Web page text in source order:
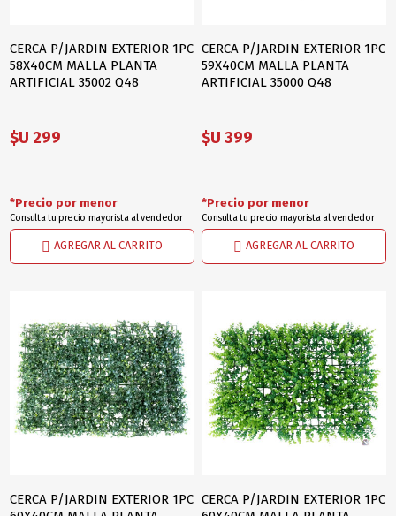
CERCA P/JARDIN EXTERIOR 1PC
58X40CM MALLA PLANTA
ARTIFICIAL 35002 Q48
$U 299
AGREGAR AL CARRITO
*Precio por menor
Consulta tu precio mayorista al vendedor
CERCA P/JARDIN EXTERIOR 1PC
59X40CM MALLA PLANTA
ARTIFICIAL 35000 Q48
$U 399
AGREGAR AL CARRITO
*Precio por menor
Consulta tu precio mayorista al vendedor
CERCA P/JARDIN EXTERIOR 1PC CERCA P/JARDIN EXTERIOR 1PC